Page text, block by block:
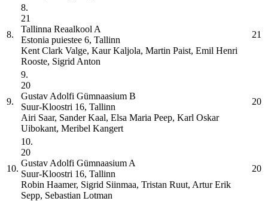
8.
8.
21
Tallinna Reaalkool A
Estonia puiestee 6, Tallinn
Kent Clark Valge, Kaur Kaljola, Martin Paist, Emil Henri
Rooste, Sigrid Anton
21
9.
9.
20
Gustav Adolfi Gümnaasium B
Suur-Kloostri 16, Tallinn
Airi Saar, Sander Kaal, Elsa Maria Peep, Karl Oskar
Uibokant, Meribel Kangert
20
10.
10.
20
Gustav Adolfi Gümnaasium A
Suur-Kloostri 16, Tallinn
Robin Haamer, Sigrid Siinmaa, Tristan Ruut, Artur Erik
Sepp, Sebastian Lotman
20